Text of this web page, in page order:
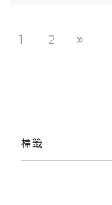
1 2
標籤